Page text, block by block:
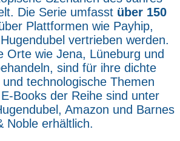
Die Serie umfasst über 150
Plattformen wie Payhip,
vertrieben werden.
Orte wie Jena, Lüneburg und
sind für ihre dichte
technologische Themen
Books der Reihe sind unter
Amazon und Barnes
Noble erhältlich.